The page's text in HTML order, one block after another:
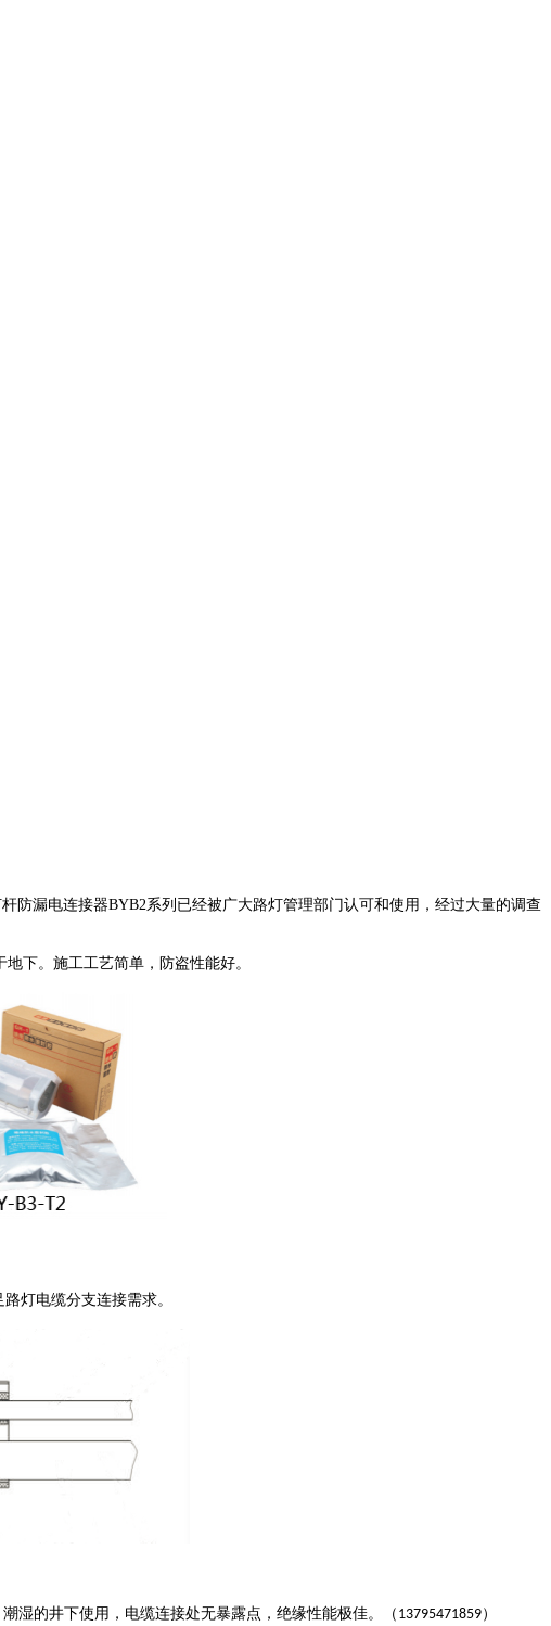
防漏电连接器BYB2系列已经被广大路灯管理部门认可和使用，经过大量的调查
下。施工工艺简单，防盗性能好。
路灯电缆分支连接需求。
湿的井下使用，电缆连接处无暴露点，绝缘性能极佳。（ 13795471859）